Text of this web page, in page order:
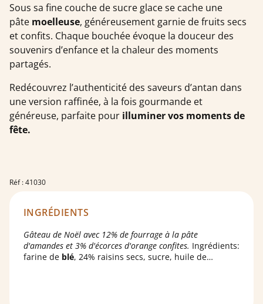
Sous sa fine couche de sucre glace se cache une
pâte moelleuse, généreusement garnie de fruits secs
et confits. Chaque bouchée évoque la douceur des
souvenirs d’enfance et la chaleur des moments
partagés.
Redécouvrez l’authenticité des saveurs d’antan dans
une version raffinée, à la fois gourmande et
généreuse, parfaite pour illuminer vos moments de
fête.
Réf : 41030
INGRÉDIENTS
Gâteau de Noël avec 12% de fourrage à la pâte
d'amandes et 3% d'écorces d'orange confites. Ingrédients:
farine de blé, 24% raisins secs, sucre, huile de